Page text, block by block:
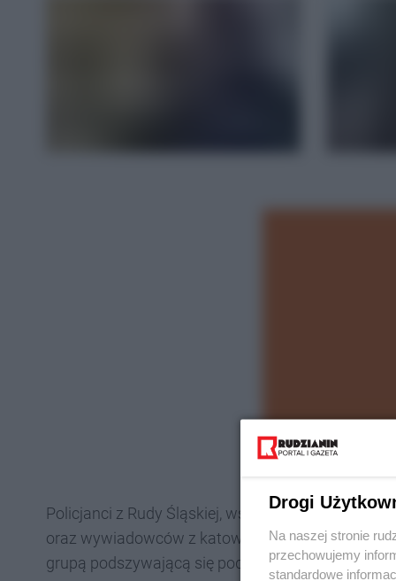
Policjanci z Rudy Śląskiej, wspierani przez
oraz wywiadowców z katowickiego Oddziału
grupą podszywającą się pod wnuczków,
Drogi
Na naszej stronie
przechowujemy
standardowe